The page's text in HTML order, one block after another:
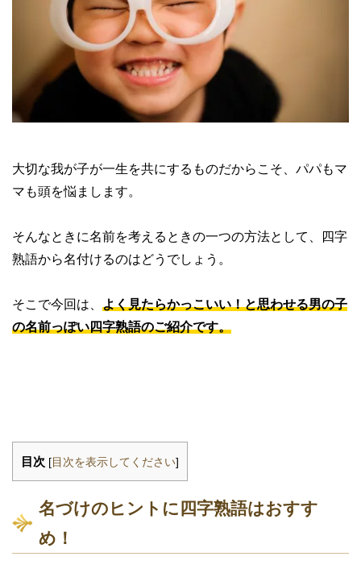
大切な我が子が一生を共にするものだからこそ、パパもマ
マも頭を悩まします。
そんなときに名前を考えるときの一つの方法として、四字
熟語から名付けるのはどうでしょう。
そこで今回は、 よく見たらかっこいい！と思わせる男の子
の名前っぽい四字熟語のご紹介です。
目次 [ 目次を表示してください]
名づけのヒントに四字熟語はおすす
め！